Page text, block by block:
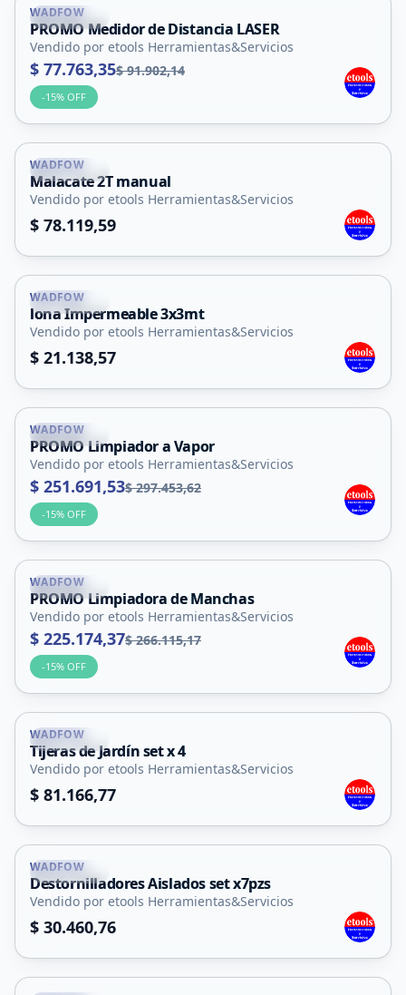
La Punta
WADFOW
PROMO Medidor de Distancia LASER
Vendido por etools Herramientas&Servicios
$ 77.763,35$ 91.902,14
-15% OFF
La Punta
WADFOW
Malacate 2T manual
Vendido por etools Herramientas&Servicios
$ 78.119,59
La Punta
WADFOW
lona Impermeable 3x3mt
Vendido por etools Herramientas&Servicios
$ 21.138,57
La Punta
WADFOW
PROMO Limpiador a Vapor
Vendido por etools Herramientas&Servicios
$ 251.691,53$ 297.453,62
-15% OFF
La Punta
WADFOW
PROMO Limpiadora de Manchas
Vendido por etools Herramientas&Servicios
$ 225.174,37$ 266.115,17
-15% OFF
La Punta
WADFOW
Tijeras de Jardín set x 4
Vendido por etools Herramientas&Servicios
$ 81.166,77
La Punta
WADFOW
Destornilladores Aislados set x7pzs
Vendido por etools Herramientas&Servicios
$ 30.460,76